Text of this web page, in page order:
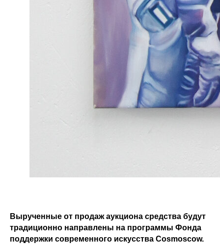
Вырученные от продаж аукциона средства будут
традиционно направлены на программы Фонда
поддержки современного искусства Cosmoscow.